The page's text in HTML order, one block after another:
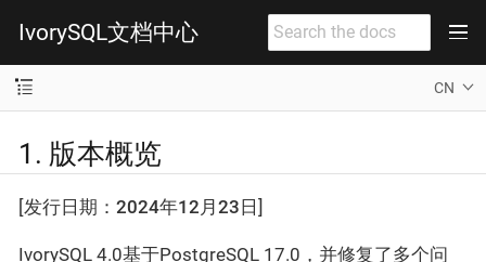
IvorySQL文档中心
CN
1. 版本概览
[发行日期：2024年12月23日 ]
IvorySQL 4.0基于PostgreSQL 17.0，并修复了多个问